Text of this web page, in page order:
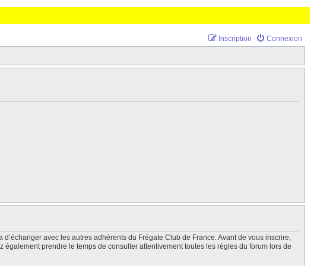
Connexion
Inscription
avec les autres adhérents du Frégate Club de France. Avant de vous inscrire,
prendre le temps de consulter attentivement toutes les règles du forum lors de